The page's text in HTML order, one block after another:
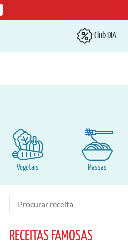
Club DIA
Vegetais Massas
Pesquisa
RECEITAS FAMOSAS